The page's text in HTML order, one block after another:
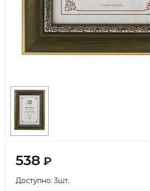
538 ₽
Доступно: 3шт.